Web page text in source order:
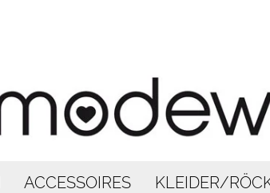
ACCESSOIRES KLEIDER/